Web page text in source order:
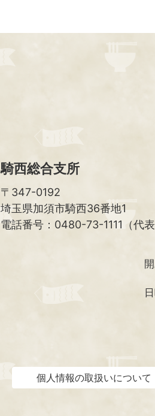
騎西総合支所
〒347-0192
埼玉県加須市騎西36番地1
電話番号：0480-73-1111（代表
個人情報の取扱いについて